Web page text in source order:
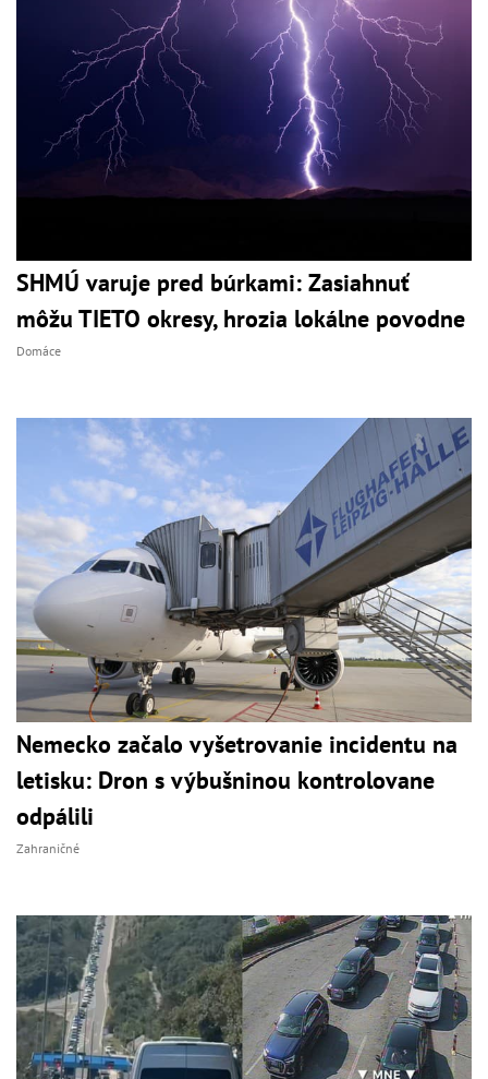
SHMÚ varuje pred búrkami: Zasiahnuť
môžu TIETO okresy, hrozia lokálne povodne
Domáce
Nemecko začalo vyšetrovanie incidentu na
letisku: Dron s výbušninou kontrolovane
odpálili
Zahraničné